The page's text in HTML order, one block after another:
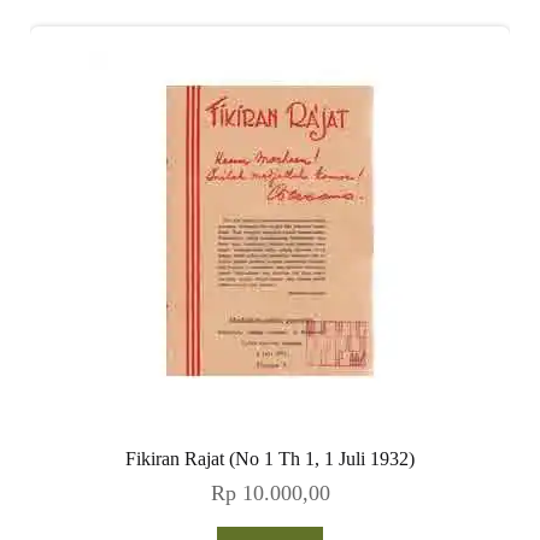
Fikiran Rajat (No 1 Th 1, 1 Juli 1932)
Rp10.000,00